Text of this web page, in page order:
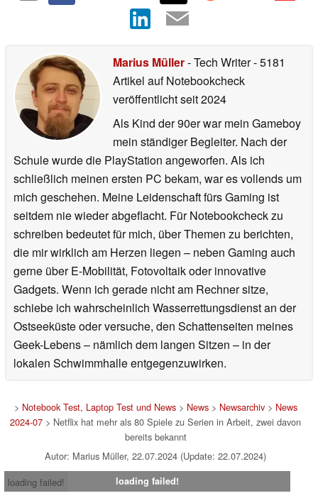
Marius Müller- Tech Writer- 5181
Artikel auf Notebookcheck
veröffentlichtseit 2024
Als Kind der 90er war mein Gameboy
mein ständiger Begleiter. Nach der
Schule wurde die PlayStation angeworfen. Als ich
schließlich meinen ersten PC bekam, war es vollends um
mich geschehen. Meine Leidenschaft fürs Gaming ist
seitdem nie wieder abgeflacht. Für Notebookcheck zu
schreiben bedeutet für mich, über Themen zu berichten,
die mir wirklich am Herzen liegen – neben Gaming auch
gerne über E-Mobilität, Fotovoltaik oder innovative
Gadgets. Wenn ich gerade nicht am Rechner sitze,
schiebe ich wahrscheinlich Wasserrettungsdienst an der
Ostseeküste oder versuche, den Schattenseiten meines
Geek-Lebens – nämlich dem langen Sitzen – in der
lokalen Schwimmhalle entgegenzuwirken.
> Notebook Test, Laptop Test und News> News> Newsarchiv> News
2024-07 > Netflix hat mehr als 80 Spiele zu Serien in Arbeit, zwei davon
bereits bekannt
Autor: Marius Müller, 22.07.2024 (Update: 22.07.2024)
loading failed!
loading failed!